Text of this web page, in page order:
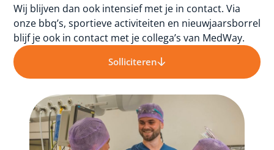
Wij blijven dan ook intensief met je in contact. Via
onze bbq’s, sportieve activiteiten en nieuwjaarsborrel
blijf je ook in contact met je collega’s van MedWay.
Solliciteren